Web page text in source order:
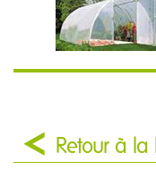
Retour à la